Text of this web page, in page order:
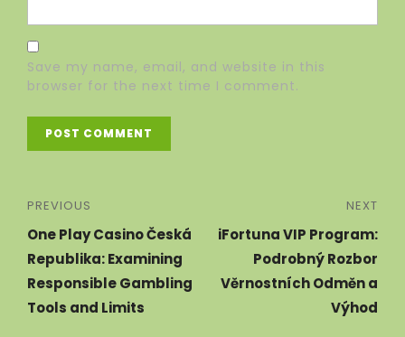
Save my name, email, and website in this
browser for the next time I comment.
PREVIOUS
One Play Casino Česká
Republika: Examining
Responsible Gambling
Tools and Limits
NEXT
iFortuna VIP Program:
Podrobný Rozbor
Věrnostních Odměn a
Výhod